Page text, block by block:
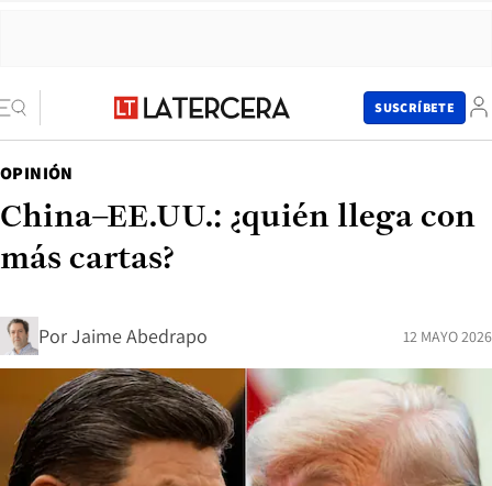
SUSCRÍBETE
OPINIÓN
China–EE.UU.: ¿quién llega con
más cartas?
PorJaime Abedrapo 12 MAYO 2026